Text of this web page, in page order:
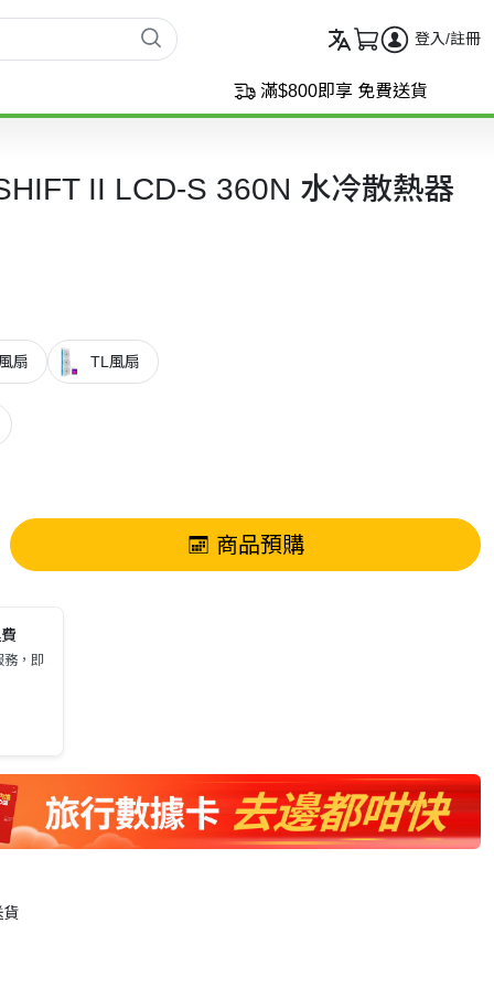
登入/註冊
滿$800即享 免費送貨
II LCD-S 360N 水冷散熱器
扇 TL風扇
商品預購
務，即
貨